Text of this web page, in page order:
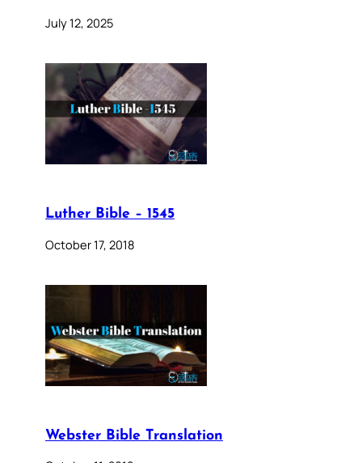
July 12, 2025
Luther Bible – 1545
October 17, 2018
Webster Bible Translation